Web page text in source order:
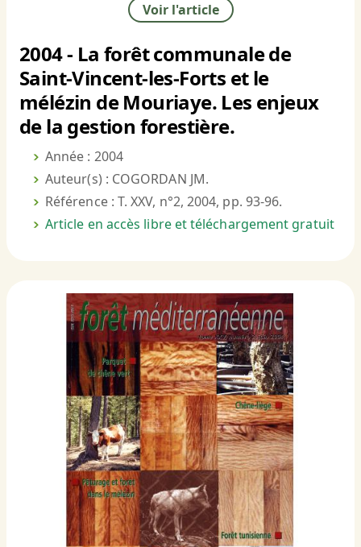
Voir l'article
2004 - La forêt communale de
Saint-Vincent-les-Forts et le
mélézin de Mouriaye. Les enjeux
de la gestion forestière.
Année : 2004
Auteur(s) : COGORDAN JM.
Référence : T. XXV, n°2, 2004, pp. 93-96.
Article en accès libre et téléchargement gratuit